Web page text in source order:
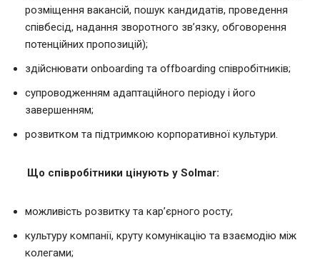
розміщення вакансій, пошук кандидатів, проведення
співбесід, надання зворотного зв’язку, обговорення
потенційних пропозицій);
здійснювати onboarding та offboarding співробітників;
супроводженням адаптаційного періоду і його
завершенням;
розвитком та підтримкою корпоративної культури.
Що співробітники цінують у Solmar:
можливість розвитку та кар’єрного росту;
культуру компанії, круту комунікацію та взаємодію між
колегами;